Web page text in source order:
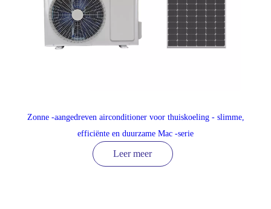
Zonne -aangedreven airconditioner voor thuiskoeling - slimme,
efficiënte en duurzame Mac -serie
Leer meer